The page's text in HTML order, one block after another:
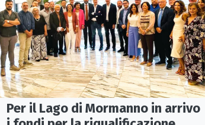
Per il Lago di Mormanno in arrivo